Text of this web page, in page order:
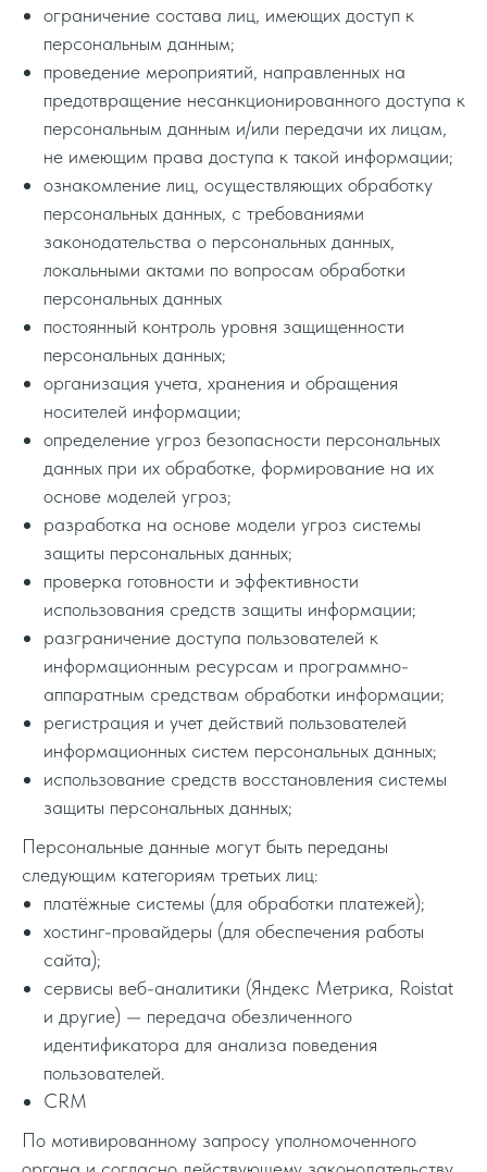
ограничение состава лиц, имеющих доступ к
персональным данным;
проведение мероприятий, направленных на
предотвращение несанкционированного доступа к
персональным данным и/или передачи их лицам,
не имеющим права доступа к такой информации;
ознакомление лиц, осуществляющих обработку
персональных данных, c требованиями
законодательства о персональных данных,
локальными актами по вопросам обработки
персональных данных
постоянный контроль уровня защищенности
персональных данных;
организация учета, хранения и обращения
носителей информации;
определение угроз безопасности персональных
данных при их обработке, формирование на их
основе моделей угроз;
разработка на основе модели угроз системы
защиты персональных данных;
проверка готовности и эффективности
использования средств защиты информации;
разграничение доступа пользователей к
информационным ресурсам и программно-
аппаратным средствам обработки информации;
регистрация и учет действий пользователей
информационных систем персональных данных;
использование средств восстановления системы
защиты персональных данных;
Персональные данные могут быть переданы
следующим категориям третьих лиц:
платёжные системы (для обработки платежей);
хостинг-провайдеры (для обеспечения работы
сайта);
сервисы веб-аналитики (Яндекс Метрика, Roistat
и другие) — передача обезличенного
идентификатора для анализа поведения
пользователей.
CRM
По мотивированному запросу уполномоченного